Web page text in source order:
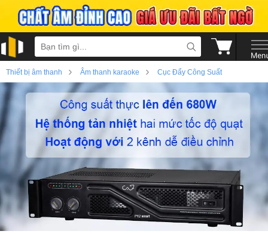
Thiết bị âm thanh › Âm thanh karaoke › Cục Đẩy Công Suất